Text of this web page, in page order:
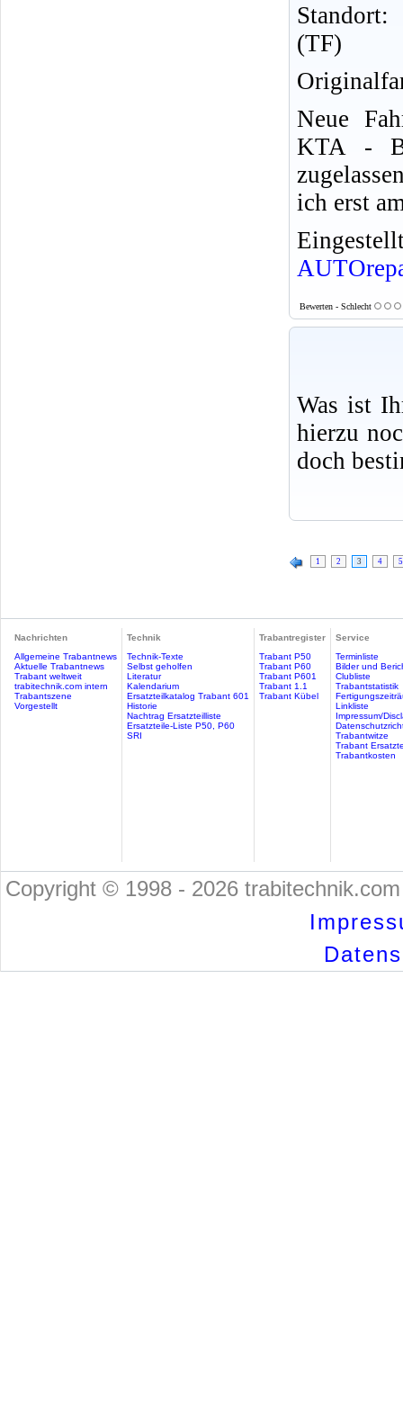
(TF)
Neue
KTA -
ich erst
Bewerten - Schlecht
Was ist
hierzu
doch
1 2 3 4 5
Nachrichten
Allgemeine Trabantnews
Aktuelle Trabantnews
Trabant weltweit
trabitechnik.com intern
Trabantszene
Vorgestellt
Technik
Technik-Texte
Selbst geholfen
Literatur
Kalendarium
Ersatzteilkatalog Trabant 601
Historie
Nachtrag Ersatzteilliste
Ersatzteile-Liste P50, P60
SRI
Trabantregister
Trabant P50
Trabant P60
Trabant P601
Trabant 1.1
Trabant Kübel
Service
Terminliste
Bilder und
Clubliste
Trabantstatistik
Linkliste
Impressum/
Trabantwitze
Trabant
Trabantkosten
Copyright © 1998 - 2026